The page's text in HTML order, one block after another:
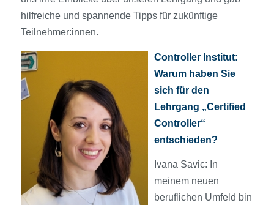
hilfreiche und spannende Tipps für zukünftige
Teilnehmer:innen.
Controller Institut:
Warum haben Sie
sich für den
Lehrgang „Certified
Controller“
entschieden?
Ivana Savic: In
meinem neuen
beruflichen Umfeld bin